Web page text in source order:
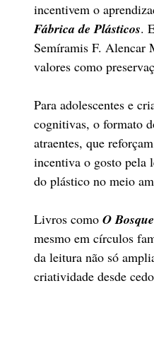
incentivem o
Fábrica de Plásticos.
Semíramis F. Alencar
valores como
Para adolescentes e
cognitivas, o formato
atraentes, que
incentiva o gosto pela
do plástico no meio
Livros como O
mesmo em círculos
da leitura não só
criatividade desde